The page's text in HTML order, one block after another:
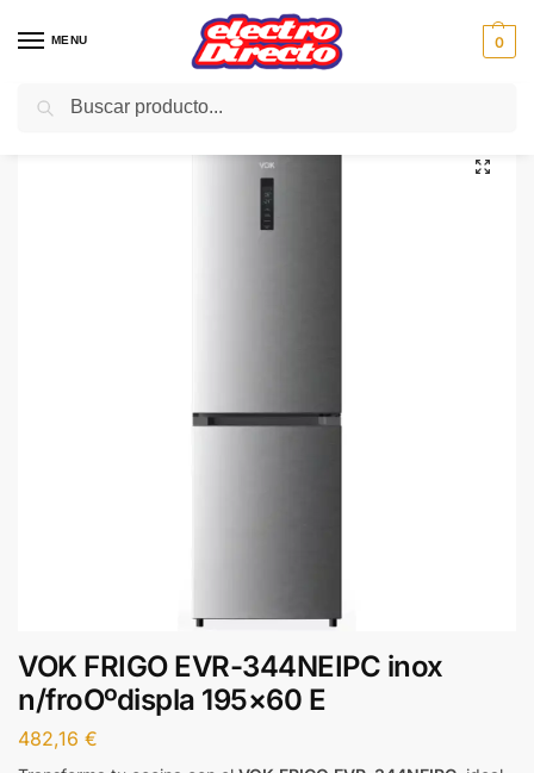
MENU 0
Inicio Gama blanca Frigorificos
VOK FRIGO EVR-344NEIPC inox
n/froOºdispla 195×60 E
482,16 €